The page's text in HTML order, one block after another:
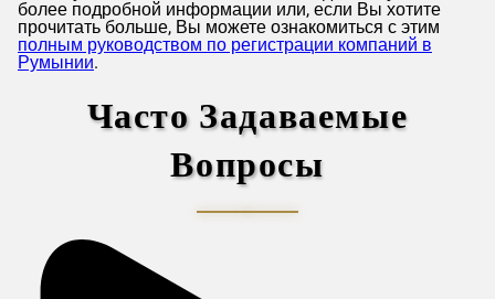
более подробной информации или, если Вы хотите
прочитать больше, Вы можете ознакомиться с этим
полным руководством по регистрации компаний в
Румынии.
Часто Задаваемые
Вопросы